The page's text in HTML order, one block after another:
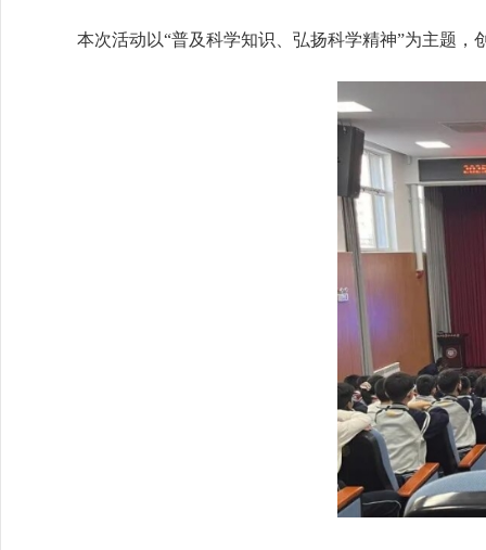
本次活动以“普及科学知识、弘扬科学精神”为主题